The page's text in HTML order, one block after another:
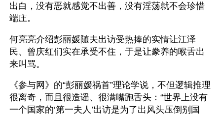
出白，没有恶就感觉不出善，没有淫荡就不会珍惜
端庄。
何亮亮介绍彭丽媛随夫出访受热捧的实情让江泽
民、曾庆红们实在承受不住，于是让豢养的喉舌出
来叫骂。
《参与网》的“彭丽媛祸首”理论学说，不但逻辑推理
很离奇，而且很造谣、很满嘴跑舌头：“世界上没有
一个国家的‘第一夫人’出访是为了出风头压倒别国